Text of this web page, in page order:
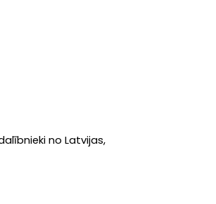
no Latvijas,